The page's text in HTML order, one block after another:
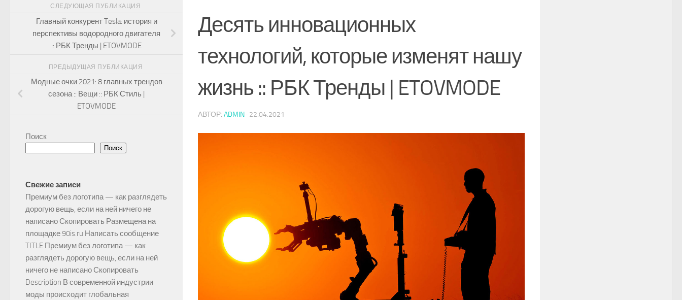
Десять инновационных
технологий, которые изменят нашу
жизнь :: РБК Тренды | ETOVMODE
АВТОР: ADMIN · 22.04.2021
СЛЕДУЮЩАЯ ПУБЛИКАЦИЯ
Главный конкурент Tesla: история и
перспективы водородного двигателя
:: РБК Тренды | ETOVMODE
ПРЕДЫДУЩАЯ ПУБЛИКАЦИЯ
Модные очки 2021: 8 главных трендов
сезона :: Вещи :: РБК Стиль |
ETOVMODE
Поиск
Поиск
Свежие записи
Премиум без логотипа — как разглядеть
дорогую вещь, если на ней ничего не
написано Скопировать Размещена на
площадке 90is.ru Написать сообщение
TITLE Премиум без логотипа — как
разглядеть дорогую вещь, если на ней
ничего не написано Скопировать
Description В современной индустрии
моды происходит глобальная